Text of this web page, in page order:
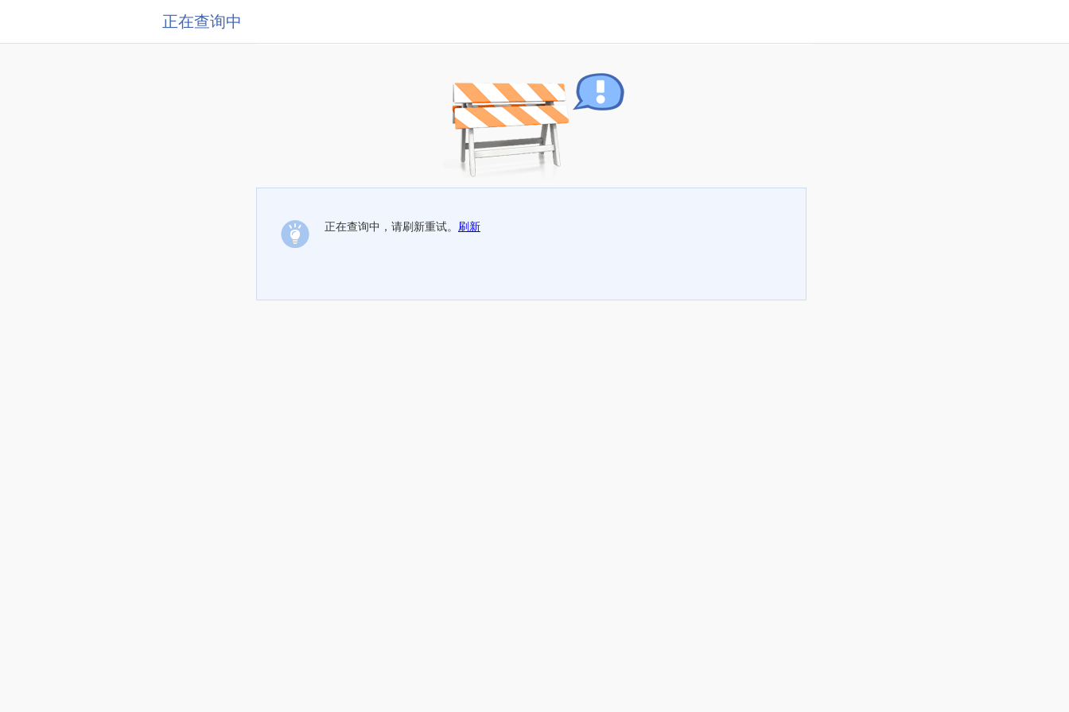
正在查询中
正在查询中，请刷新重试。 刷新